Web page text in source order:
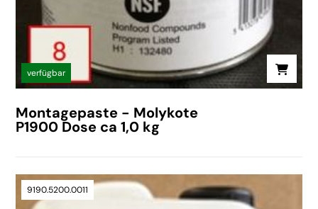
verfügbar
Montagepaste - Molykote
P1900 Dose ca 1,0 kg
9190.5200.0011